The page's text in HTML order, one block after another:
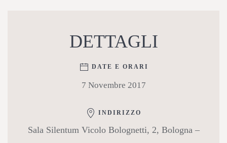
DETTAGLI
DATE E ORARI
7 Novembre 2017
INDIRIZZO
Sala Silentum Vicolo Bolognetti, 2, Bologna –